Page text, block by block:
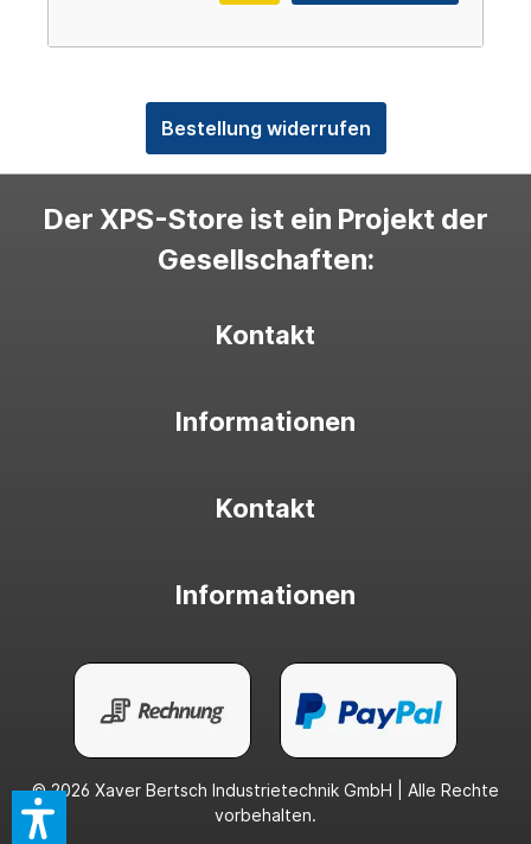
Bestellung widerrufen
Der XPS-Store ist ein Projekt der
Gesellschaften:
Kontakt
Informationen
Kontakt
Informationen
© 2026 Xaver Bertsch Industrietechnik GmbH | Alle Rechte
vorbehalten.